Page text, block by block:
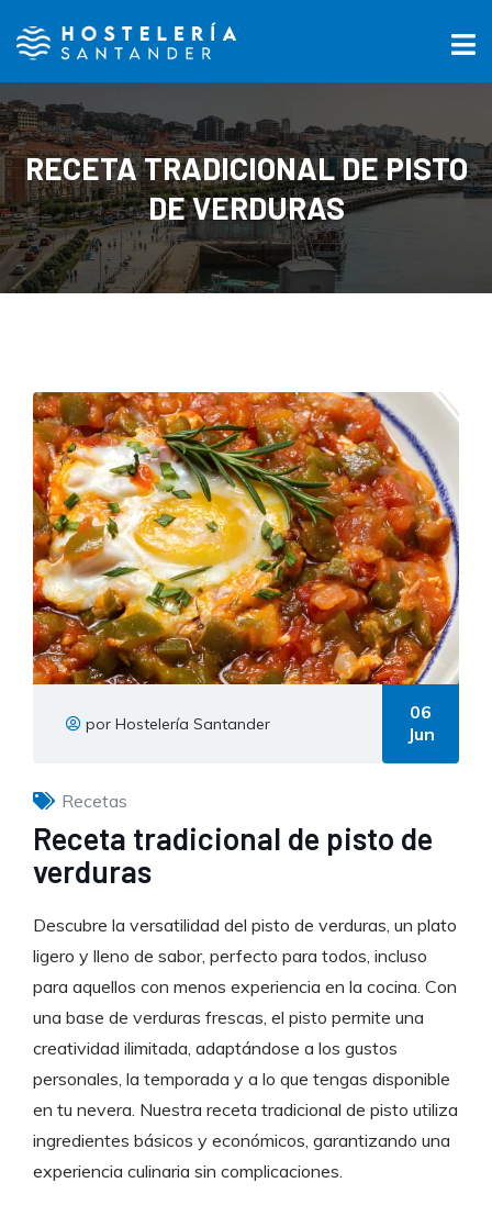
RECETA TRADICIONAL DE PISTO
DE VERDURAS
por Hostelería Santander
06
Jun
Recetas
Receta tradicional de pisto de
verduras
Descubre la versatilidad del pisto de verduras, un plato
ligero y lleno de sabor, perfecto para todos, incluso
para aquellos con menos experiencia en la cocina. Con
una base de verduras frescas, el pisto permite una
creatividad ilimitada, adaptándose a los gustos
personales, la temporada y a lo que tengas disponible
en tu nevera. Nuestra receta tradicional de pisto utiliza
ingredientes básicos y económicos, garantizando una
experiencia culinaria sin complicaciones.